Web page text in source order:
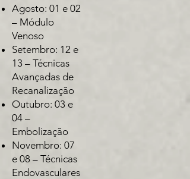
Agosto: 01 e 02
– Módulo
Venoso
Setembro: 12 e
13 – Técnicas
Avançadas de
Recanalização
Outubro: 03 e
04 –
Embolização
Novembro: 07
e 08 – Técnicas
Endovasculares